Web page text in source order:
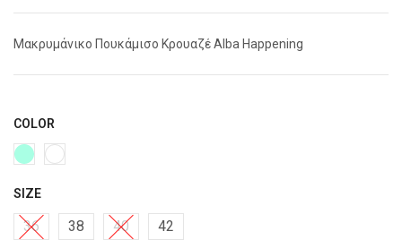
Μακρυμάνικο Πουκάμισο Κρουαζέ Alba Happening
COLOR
SIZE
36 38 40 42